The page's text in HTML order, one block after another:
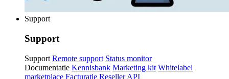
Support
Support
Support Remote support Status monitor
Documentatie Kennisbank Marketing kit Whitelabel
marketplace Facturatie Reseller API